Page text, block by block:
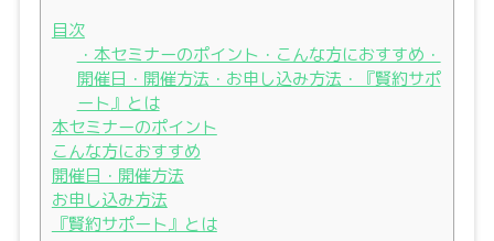
目次
・本セミナーのポイント・こんな方におすすめ・
開催日・開催方法・お申し込み方法・『賢約サポ
ート』とは
本セミナーのポイント
こんな方におすすめ
開催日・開催方法
お申し込み方法
『賢約サポート』とは